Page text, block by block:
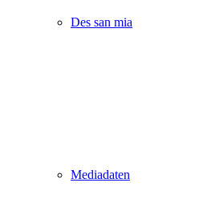
Des san mia
Mediadaten